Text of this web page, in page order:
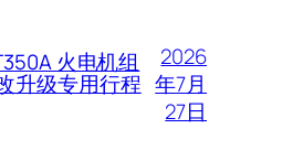
火电机组
升级专用行程
2026
年7月
27日